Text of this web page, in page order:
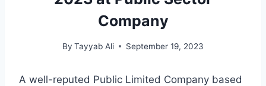
Company
By Tayyab Ali September 19, 2023
A well-reputed Public Limited Company based